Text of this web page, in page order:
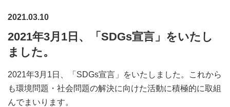
2021.03.10
2021年3月1日、「SDGs宣言」をいたし
ました。
2021年3月1日、「SDGs宣言」をいたしました。これから
も環境問題・社会問題の解決に向けた活動に積極的に取組
んでまいります。